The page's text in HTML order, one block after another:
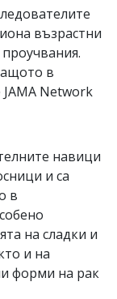
възрастни
в
Network
навици
и са
в
на сладки и
и на
форми на рак